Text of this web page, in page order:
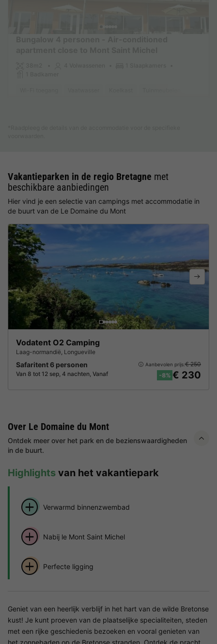
Vakantieparken in de regio Bretagne met
beschikbare aanbiedingen
Hier vind je een selectie van campings met accommodatie in
de buurt van de Le Domaine du Mont
Vodatent O2 Camping
Laag-normandië, Longueville
Safaritent 6 personen
Van 8 tot 12 sep, 4 nachten, Vanaf
Aanbevolen prijs:€ 250
-8% € 230
Over Le Domaine du Mont
Ontdek meer over het park en de bezienswaardigheden
in de buurt.
Highlights van het vakantiepark
Verwarmd binnenzwembad
Nabij le Mont Saint Michel
Perfecte ligging
Geniet van een heerlijk verblijf in het hart van de wilde Bretonse
kust! Je kunt proeven van de plaatselijke specialiteiten, steden
met een rijke geschiedenis bezoeken en vooral genieten van